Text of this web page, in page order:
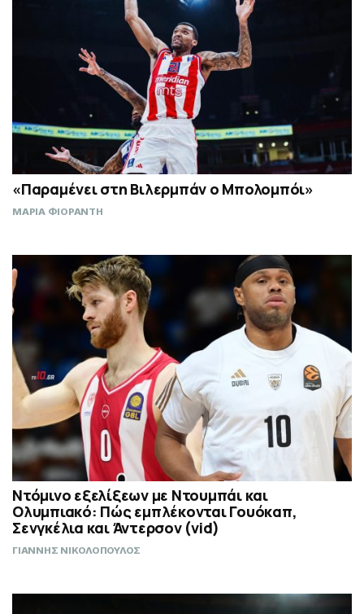
«Παραμένει στη Βιλερμπάν ο Μπολομπόι»
ΜΑΡΙΑ ΦΙΟΡΑΝΤΗ
Ντόμινο εξελίξεων με Ντουμπάι και
Ολυμπιακό: Πώς εμπλέκονται Γουόκαπ,
Σενγκέλια και Άντερσον (vid)
ΓΙΑΝΝΗΣ ΝΙΚΟΛΟΠΟΥΛΟΣ